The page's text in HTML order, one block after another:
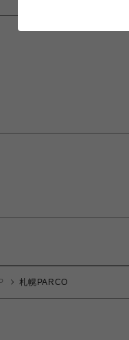
札幌PARCO